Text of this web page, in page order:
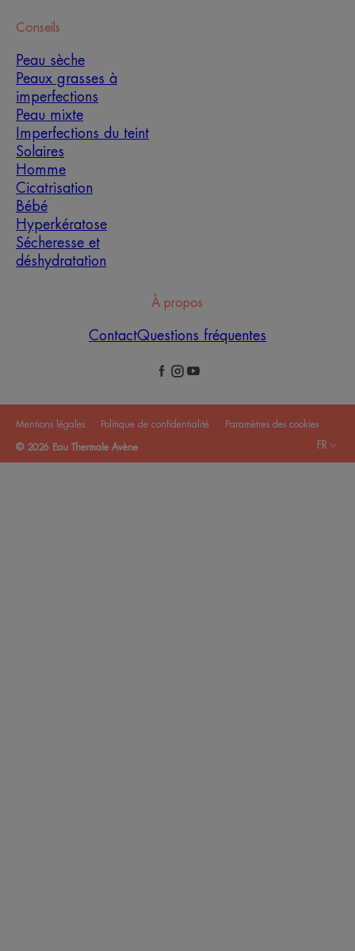
Conseils
Peau sèche
Peaux grasses à
imperfections
Peau mixte
Imperfections du teint
Solaires
Homme
Cicatrisation
Bébé
Hyperkératose
Sécheresse et
déshydratation
À propos
ContactQuestions fréquentes
Mentions légales Politique de confidentialité Paramètres des cookies
© 2026 Eau Thermale Avène FR